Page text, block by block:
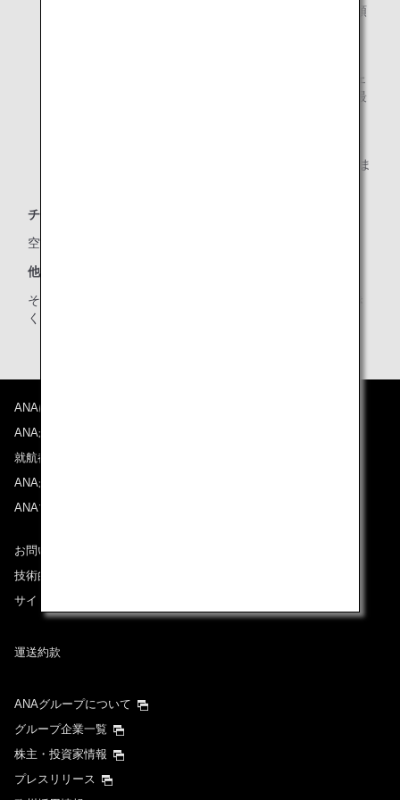
フライト後、マイル積算の確認ができるまで、確認書類
ANA提携航空会社がANAの便名で運航するコードシェ
ア便の場合、積算マイルが口座に反映されるまでに最
ならびに成田-ムンバイ線ご搭乗のお客様はご利用できま
チェックイン後のマイル登録:
空港チェックインカウンターでお手続きください。
他の便への乗り継ぎ時のマイルの登録:
その都度、経由地の空港チェックインカウンターでお手続き
ください。
ANAについて
ANAからのお知らせ
就航都市
ANAがお約束する体験
ANAマイレージクラブ
お問い合わせ
技術的なお問い合わせ（推奨環境）
サイトマップ
運送約款
ANAグループについて
グループ企業一覧
株主・投資家情報
プレスリリース